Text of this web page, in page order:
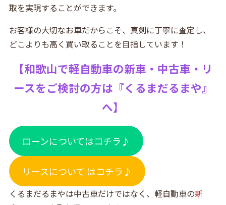
取を実現することができます。
お客様の大切なお車だからこそ、真剣に丁寧に査定し、
どこよりも高く買い取ることを目指しています！
【和歌山で軽自動車の新車・中古車・リ
ースをご検討の方は『くるまだるまや』
へ】
ローンについてはコチラ♪
リースについて はコチラ♪
くるまだるまやは中古車だけではなく、軽自動車の新